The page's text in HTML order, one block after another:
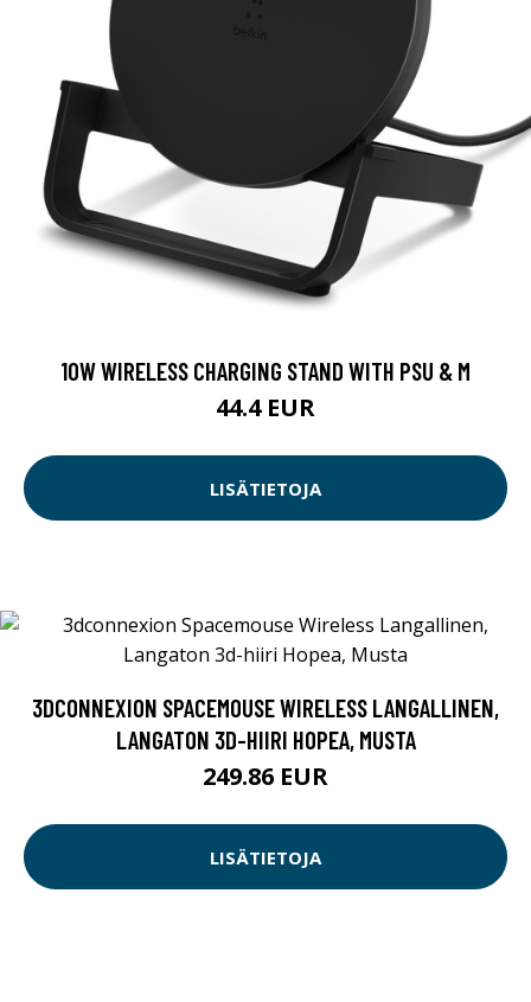
10W WIRELESS CHARGING STAND WITH PSU & M
44.4 EUR
LISÄTIETOJA
3DCONNEXION SPACEMOUSE WIRELESS LANGALLINEN,
LANGATON 3D-HIIRI HOPEA, MUSTA
249.86 EUR
LISÄTIETOJA